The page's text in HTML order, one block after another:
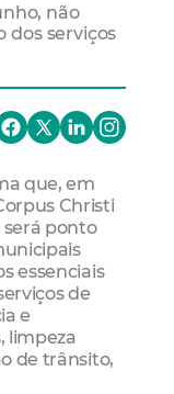
não
serviços
que, em
Christi
será ponto
essenciais
de
e
limpeza
de trânsito,